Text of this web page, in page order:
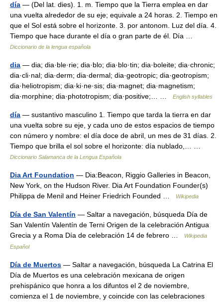
día — (Del lat. dies). 1. m. Tiempo que la Tierra emplea en dar
una vuelta alrededor de su eje; equivale a 24 horas. 2. Tiempo en
que el Sol está sobre el horizonte. 3. por antonom. Luz del día. 4.
Tiempo que hace durante el día o gran parte de él. Día …
Diccionario de la lengua española
dia — dia; dia·ble·rie; dia·blo; dia·blo·tin; dia·boleite; dia·chronic;
dia·cli·nal; dia·derm; dia·dermal; dia·geotropic; dia·geotropism;
dia·heliotropism; dia·ki·ne·sis; dia·magnet; dia·magnetism;
dia·morphine; dia·phototropism; dia·positive;… …
English syllables
día — sustantivo masculino 1. Tiempo que tarda la tierra en dar
una vuelta sobre su eje, y cada uno de estos espacios de tiempo
con número y nombre: el día doce de abril, un mes de 31 días. 2.
Tiempo que brilla el sol sobre el horizonte: día nublado,… …
Diccionario Salamanca de la Lengua Española
Dia Art Foundation — Dia:Beacon, Riggio Galleries in Beacon,
New York, on the Hudson River. Dia Art Foundation Founder(s)
Philippa de Menil and Heiner Friedrich Founded …
Wikipedia
Día de San Valentín — Saltar a navegación, búsqueda Día de
San Valentín Valentín de Terni Origen de la celebración Antigua
Grecia y a Roma Día de celebración 14 de febrero …
Wikipedia
Español
Día de Muertos — Saltar a navegación, búsqueda La Catrina El
Día de Muertos es una celebración mexicana de origen
prehispánico que honra a los difuntos el 2 de noviembre,
comienza el 1 de noviembre, y coincide con las celebraciones